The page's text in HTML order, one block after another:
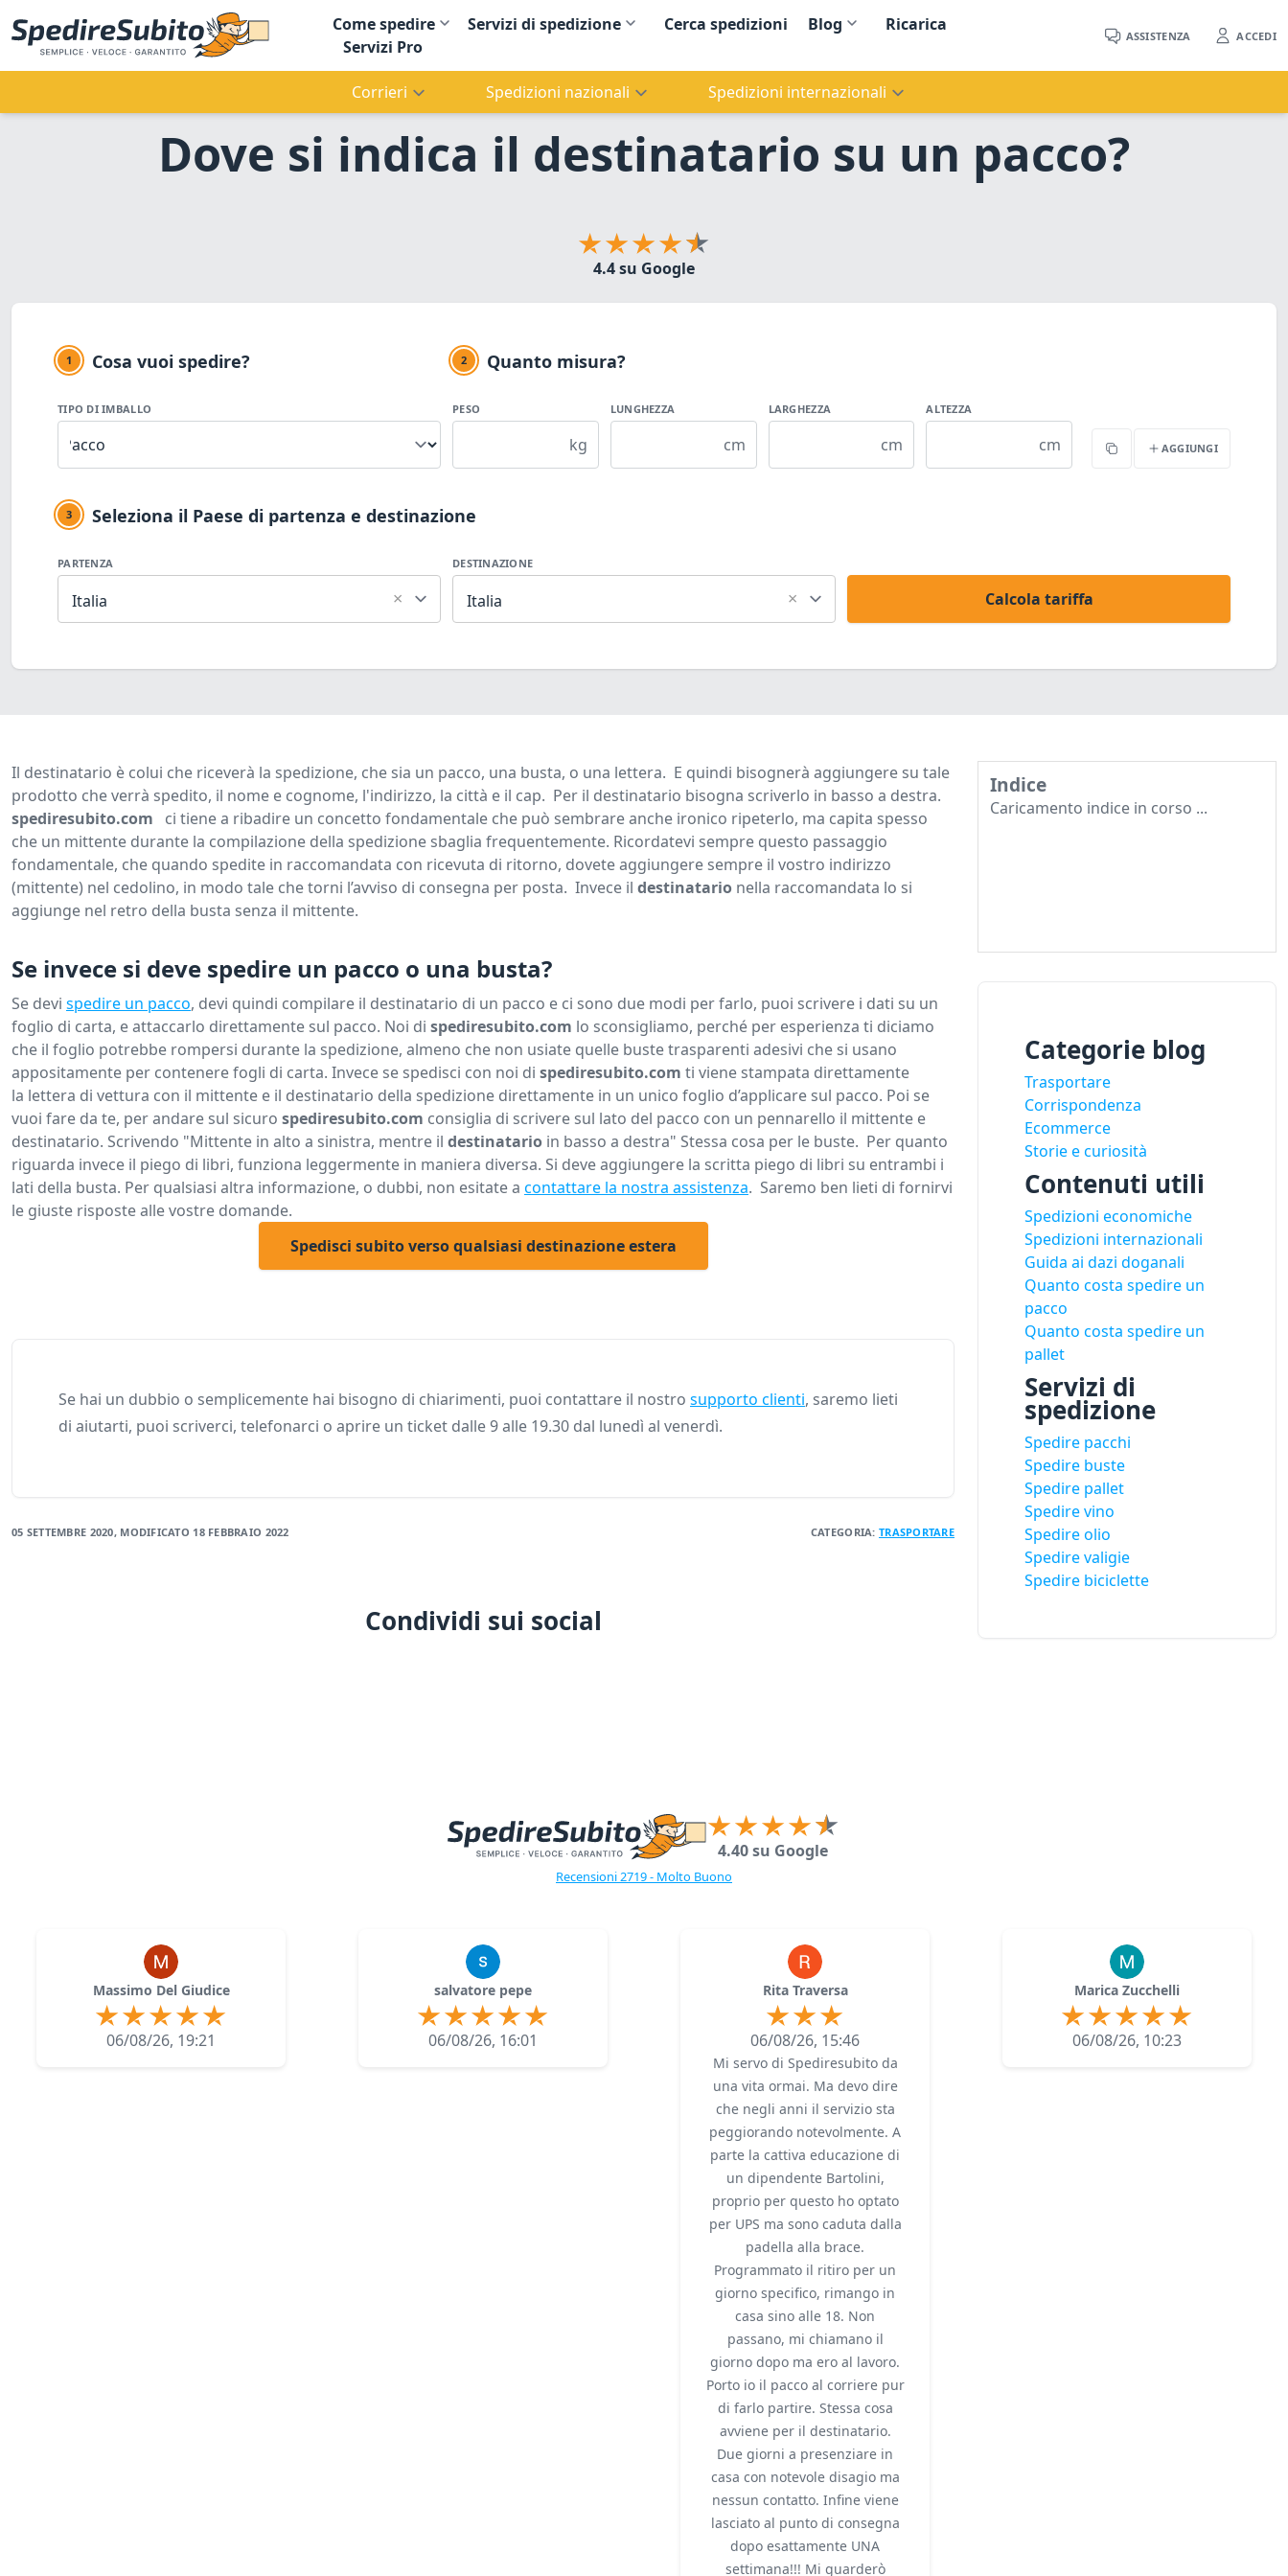
Come spedire Servizi di spedizione Cerca spedizioni Blog
Ricarica
Servizi Pro
ASSISTENZA ACCEDI
Corrieri Spedizioni nazionali Spedizioni internazionali
Dove si indica il destinatario su un pacco?
4.4 su Google
1 Cosa vuoi spedire?
TIPO DI IMBALLO
2 Quanto misura?
PESO
kg
LUNGHEZZA
cm
LARGHEZZA
cm
ALTEZZA
cm
Copia AGGIUNGI
3 Seleziona il Paese di partenza e destinazione
PARTENZA
Italia ×
DESTINAZIONE
Italia × Calcola tariffa
Il destinatario è colui che riceverà la spedizione, che sia un pacco, una busta, o una lettera. E quindi bisognerà aggiungere su tale
prodotto che verrà spedito, il nome e cognome, l'indirizzo, la città e il cap. Per il destinatario bisogna scriverlo in basso a destra.
spediresubito.com
ci tiene a ribadire un concetto fondamentale che può sembrare anche ironico ripeterlo, ma capita spesso
che un mittente durante la compilazione della spedizione sbaglia frequentemente. Ricordatevi sempre questo passaggio
fondamentale, che quando spedite in raccomandata con ricevuta di ritorno, dovete aggiungere sempre il vostro indirizzo
(mittente) nel cedolino, in modo tale che torni l’avviso di consegna per posta. Invece il destinatario nella raccomandata lo si
aggiunge nel retro della busta senza il mittente.
Se invece si deve spedire un pacco o una busta?
Se devi spedire un pacco, devi quindi compilare il destinatario di un pacco e ci sono due modi per farlo, puoi scrivere i dati su un
foglio di carta, e attaccarlo direttamente sul pacco. Noi di spediresubito.com lo sconsigliamo, perché per esperienza ti diciamo
che il foglio potrebbe rompersi durante la spedizione, almeno che non usiate quelle buste trasparenti adesivi che si usano
appositamente per contenere fogli di carta. Invece se spedisci con noi di spediresubito.com ti viene stampata direttamente
la lettera di vettura con il mittente e il destinatario della spedizione direttamente in un unico foglio d’applicare sul pacco. Poi se
vuoi fare da te, per andare sul sicuro spediresubito.com consiglia di scrivere sul lato del pacco con un pennarello il mittente e
destinatario. Scrivendo "Mittente in alto a sinistra, mentre il destinatario in basso a destra" Stessa cosa per le buste. Per quanto
riguarda invece il piego di libri, funziona leggermente in maniera diversa. Si deve aggiungere la scritta piego di libri su entrambi i
lati della busta. Per qualsiasi altra informazione, o dubbi, non esitate a contattare la nostra assistenza. Saremo ben lieti di fornirvi
le giuste risposte alle vostre domande.
Spedisci subito verso qualsiasi destinazione estera
Se hai un dubbio o semplicemente hai bisogno di chiarimenti, puoi contattare il nostro supporto clienti, saremo lieti
di aiutarti, puoi scriverci, telefonarci o aprire un ticket dalle 9 alle 19.30 dal lunedì al venerdì.
05 SETTEMBRE 2020, MODIFICATO 18 FEBBRAIO 2022 CATEGORIA: TRASPORTARE
Condividi sui social
Indice
Caricamento indice in corso ...
Categorie blog
Trasportare
Corrispondenza
Ecommerce
Storie e curiosità
Contenuti utili
Spedizioni economiche
Spedizioni internazionali
Guida ai dazi doganali
Quanto costa spedire un
pacco
Quanto costa spedire un
pallet
Servizi di
spedizione
Spedire pacchi
Spedire buste
Spedire pallet
Spedire vino
Spedire olio
Spedire valigie
Spedire biciclette
4.40 su Google
Recensioni 2719 - Molto Buono
Massimo Del Giudice
06/08/26, 19:21
salvatore pepe
06/08/26, 16:01
Rita Traversa
06/08/26, 15:46
Mi servo di Spediresubito da
una vita ormai. Ma devo dire
che negli anni il servizio sta
peggiorando notevolmente. A
parte la cattiva educazione di
un dipendente Bartolini,
proprio per questo ho optato
per UPS ma sono caduta dalla
padella alla brace.
Programmato il ritiro per un
giorno specifico, rimango in
casa sino alle 18. Non
passano, mi chiamano il
giorno dopo ma ero al lavoro.
Porto io il pacco al corriere pur
di farlo partire. Stessa cosa
avviene per il destinatario.
Due giorni a presenziare in
casa con notevole disagio ma
nessun contatto. Infine viene
lasciato al punto di consegna
dopo esattamente UNA
settimana!!! Mi guarderò
Marica Zucchelli
06/08/26, 10:23